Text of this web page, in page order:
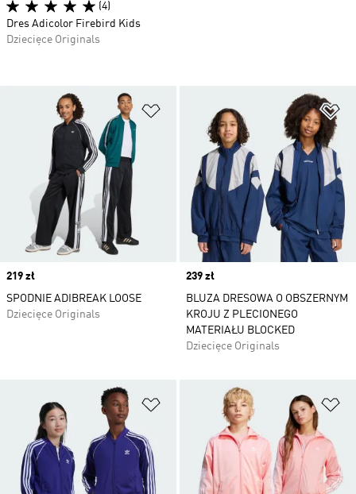
Dodaj do listy życzeń
Price
219 zł
SPODNIE ADIBREAK LOOSE
Dziecięce Originals
Price
239 zł
BLUZA DRESOWA O OBSZERNYM
KROJU Z PLECIONEGO
MATERIAŁU BLOCKED
Dziecięce Originals
Dodaj do listy życzeń
(4)
Dres Adicolor Firebird Kids
Dziecięce Originals